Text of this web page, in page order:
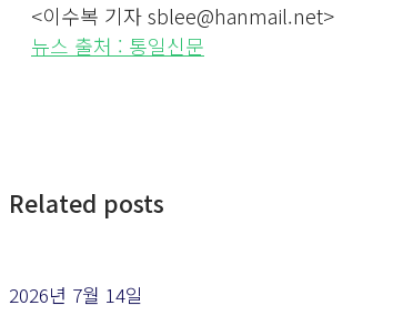
<이수복 기자 sblee@hanmail.net>
뉴스 출처 : 통일신문
Related posts
2026년 7월 14일